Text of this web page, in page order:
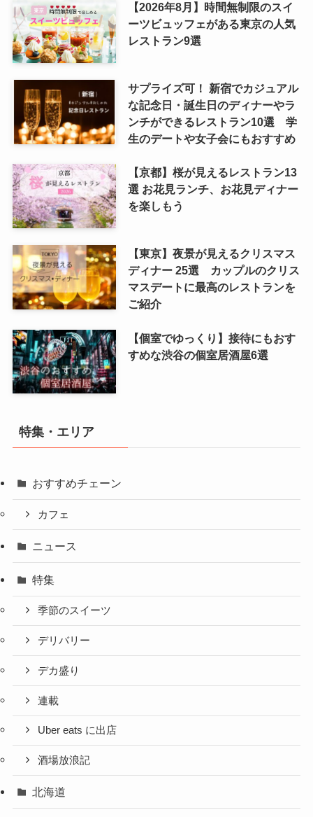
【2026年8月】時間無制限のスイ
ーツビュッフェがある東京の人気
レストラン9選
サプライズ可！ 新宿でカジュアル
な記念日・誕生日のディナーやラ
ンチができるレストラン10選 学
生のデートや女子会にもおすすめ
【京都】桜が見えるレストラン13
選 お花見ランチ、お花見ディナー
を楽しもう
【東京】夜景が見えるクリスマス
ディナー 25選 カップルのクリス
マスデートに最高のレストランを
ご紹介
【個室でゆっくり】接待にもおす
すめな渋谷の個室居酒屋6選
特集・エリア
おすすめチェーン
カフェ
ニュース
特集
季節のスイーツ
デリバリー
デカ盛り
連載
Uber eats に出店
酒場放浪記
北海道